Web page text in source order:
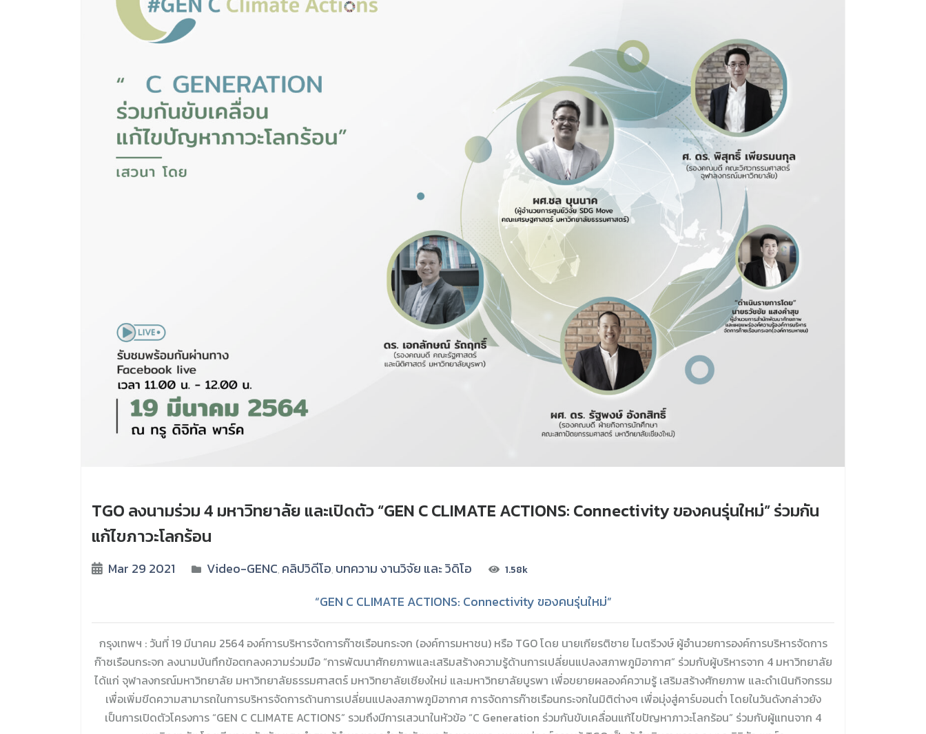
TGO ลงนามร่วม 4 มหาวิทยาลัย และเปิดตัว “GEN C CLIMATE ACTIONS: Connectivity ของคนรุ่นใหม่” ร่วมกัน
แก้ไขภาวะโลกร้อน
Mar 29 2021 Video-GENC, คลิปวิดีโอ, บทความ งานวิจัย และ วิดิโอ 1.58k
“GEN C CLIMATE ACTIONS: Connectivity ของคนรุ่นใหม่”
กรุงเทพฯ : วันที่ 19 มีนาคม 2564 องค์การบริหารจัดการก๊าซเรือนกระจก (องค์การมหาชน) หรือ TGO โดย นายเกียรติชาย ไมตรีวงษ์ ผู้อำนวยการองค์การบริหารจัดการ
ก๊าซเรือนกระจก ลงนามบันทึกข้อตกลงความร่วมมือ “การพัฒนาศักยภาพและเสริมสร้างความรู้ด้านการเปลี่ยนแปลงสภาพภูมิอากาศ” ร่วมกับผู้บริหารจาก 4 มหาวิทยาลัย
ได้แก่ จุฬาลงกรณ์มหาวิทยาลัย มหาวิทยาลัยธรรมศาสตร์ มหาวิทยาลัยเชียงใหม่ และมหาวิทยาลัยบูรพา เพื่อขยายผลองค์ความรู้ เสริมสร้างศักยภาพ และดำเนินกิจกรรม
เพื่อเพิ่มขีดความสามารถในการบริหารจัดการด้านการเปลี่ยนแปลงสภาพภูมิอากาศ การจัดการก๊าซเรือนกระจกในมิติต่างๆ เพื่อมุ่งสู่คาร์บอนต่ำ โดยในวันดังกล่าวยัง
เป็นการเปิดตัวโครงการ “GEN C CLIMATE ACTIONS” รวมถึงมีการเสวนาในหัวข้อ “C Generation ร่วมกันขับเคลื่อนแก้ไขปัญหาภาวะโลกร้อน” ร่วมกับผู้แทนจาก 4